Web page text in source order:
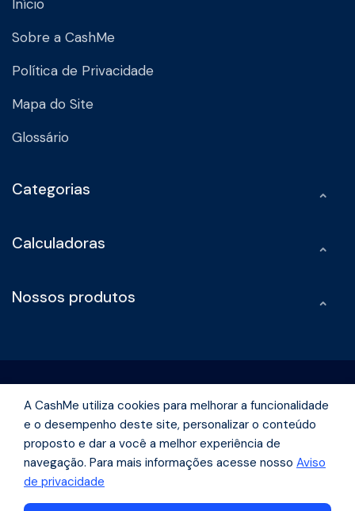
Início
Sobre a CashMe
Política de Privacidade
Mapa do Site
Glossário
Categorias
Calculadoras
Nossos produtos
Rua Olimpíadas, 242 -Vila Olímpia São Paulo - São Paulo | CEP
04551-000
A CashMe utiliza cookies para melhorar a funcionalidade
e o desempenho deste site, personalizar o conteúdo
proposto e dar a você a melhor experiência de
navegação. Para mais informações acesse nosso Aviso
de privacidade